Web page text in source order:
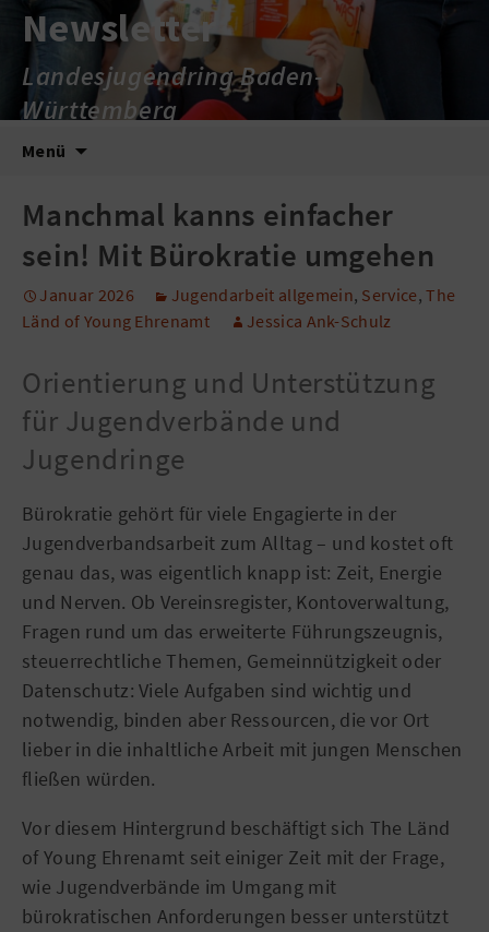
Newsletter
Landesjugendring Baden-
Württemberg
Menü
springen
Manchmal kanns einfacher
sein! Mit Bürokratie umgehen
Januar 2026 Jugendarbeit allgemein, Service,The
Länd of Young Ehrenamt
Jessica Ank-Schulz
Orientierung und Unterstützung
für Jugendverbände und
Jugendringe
Bürokratie gehört für viele Engagierte in der
Jugendverbandsarbeit zum Alltag – und kostet oft
genau das, was eigentlich knapp ist: Zeit, Energie
und Nerven. Ob Vereinsregister, Kontoverwaltung,
Fragen rund um das erweiterte Führungszeugnis,
steuerrechtliche Themen, Gemeinnützigkeit oder
Datenschutz: Viele Aufgaben sind wichtig und
notwendig, binden aber Ressourcen, die vor Ort
lieber in die inhaltliche Arbeit mit jungen Menschen
fließen würden.
Vor diesem Hintergrund beschäftigt sich The Länd
of Young Ehrenamt seit einiger Zeit mit der Frage,
wie Jugendverbände im Umgang mit
bürokratischen Anforderungen besser unterstützt